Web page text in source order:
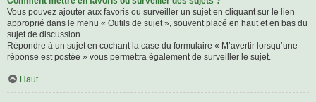
Vous pouvez ajouter aux favoris ou surveiller un sujet en cliquant sur le lien
approprié dans le menu « Outils de sujet », souvent placé en haut et en bas du
sujet de discussion.
Répondre à un sujet en cochant la case du formulaire « M’avertir lorsqu’une
réponse est postée » vous permettra également de surveiller le sujet.
Haut